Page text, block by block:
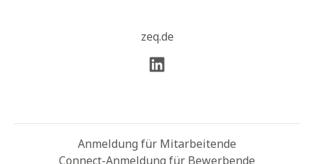
zeq.de
Anmeldung für Mitarbeitende
Connect-Anmeldung für Bewerbende